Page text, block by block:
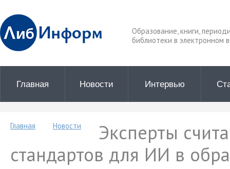
Образование, книги,
библиотеки в электронном
Главная Новости Интервью
Главная Новости
Эксперты
стандартов для ИИ в